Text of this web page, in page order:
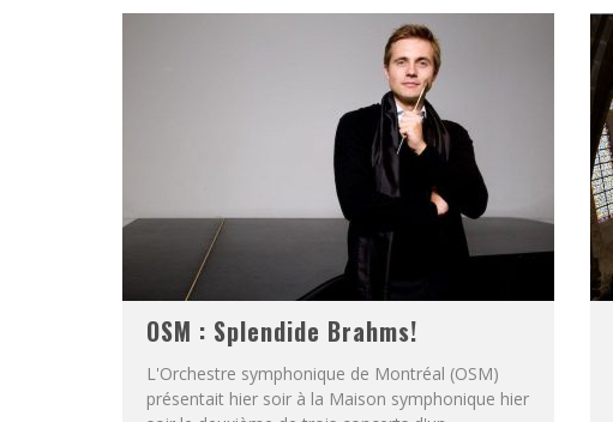
OSM : Splendide Brahms!
L'Orchestre symphonique de Montréal (OSM)
présentait hier soir à la Maison symphonique hier